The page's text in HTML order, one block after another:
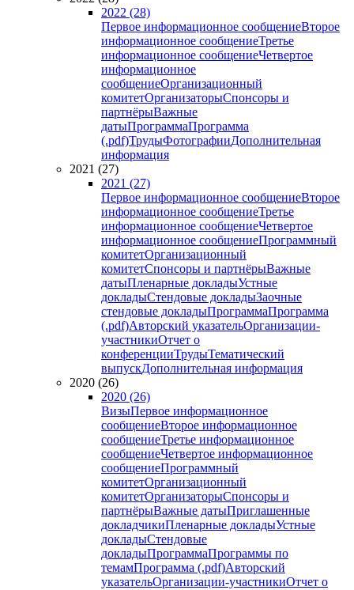
2022 (28)
Первое информационное сообщениеВторое
информационное сообщениеТретье
информационное сообщениеЧетвертое
информационное
сообщениеОрганизационный
комитетОрганизаторыСпонсоры и
партнёрыВажные
датыПрограммаПрограмма
(.pdf)ТрудыФотографииДополнительная
информация
2021 (27)
2021 (27)
Первое информационное сообщениеВторое
информационное сообщениеТретье
информационное сообщениеЧетвертое
информационное сообщениеПрограммный
комитетОрганизационный
комитетСпонсоры и партнёрыВажные
датыПленарные докладыУстные
докладыСтендовые докладыЗаочные
стендовые докладыПрограммаПрограмма
(.pdf)Авторский указательОрганизации-
участникиОтчет о
конференцииТрудыТематический
выпускДополнительная информация
2020 (26)
2020 (26)
ВизыПервое информационное
сообщениеВторое информационное
сообщениеТретье информационное
сообщениеЧетвертое информационное
сообщениеПрограммный
комитетОрганизационный
комитетОрганизаторыСпонсоры и
партнёрыВажные датыПриглашенные
докладчикиПленарные докладыУстные
докладыСтендовые
докладыПрограммаПрограммы по
темамПрограмма (.pdf)Авторский
указательОрганизации-участникиОтчет о